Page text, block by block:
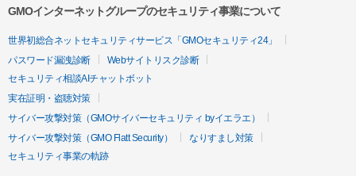
GMOインターネットグループのセキュリティ事業について
世界初総合ネットセキュリティサービス「GMOセキュリティ24」
パスワード漏洩診断
Webサイトリスク診断
セキュリティ相談AIチャットボット
実在証明・盗聴対策
サイバー攻撃対策（GMOサイバーセキュリティ byイエラエ）
サイバー攻撃対策（GMO Flatt Security）
なりすまし対策
セキュリティ事業の軌跡